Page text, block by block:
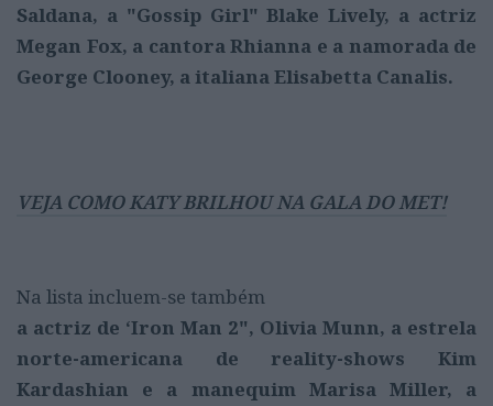
Saldana, a "Gossip Girl" Blake Lively, a actriz
Megan Fox, a cantora Rhianna e a namorada de
George Clooney, a italiana Elisabetta Canalis.
VEJA COMO KATY BRILHOU NA GALA DO MET!
Na lista incluem-se também
a actriz de ‘Iron Man 2", Olivia Munn, a estrela
norte-americana de reality-shows Kim
Kardashian e a manequim Marisa Miller, a